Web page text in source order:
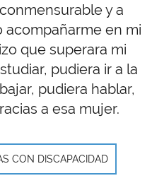
y a
acompañarme en mi
que superara mi
pudiera ir a la
pudiera hablar,
a esa mujer.
CON DISCAPACIDAD